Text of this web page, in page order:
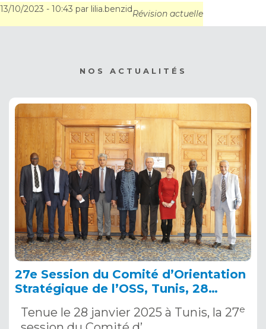
13/10/2023 - 10:43 par lilia.benzidRévision actuelle
NOS ACTUALITÉS
27e Session du Comité d’Orientation
Stratégique de l’OSS, Tunis, 28
Tenue le 28 janvier 2025 à Tunis, la 27e